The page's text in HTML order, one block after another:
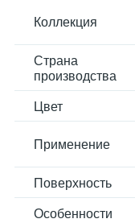
Коллекция
Страна
производства
Цвет
Применение
Поверхность
Особенности